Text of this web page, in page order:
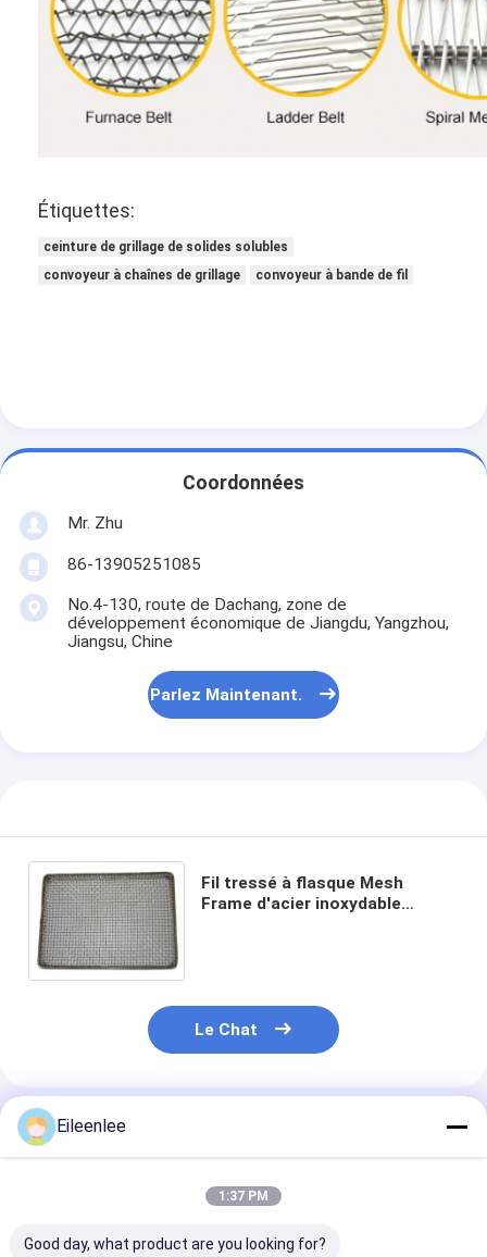
Étiquettes:
ceinture de grillage de solides solubles
convoyeur à chaînes de grillage
convoyeur à bande de fil
Coordonnées
Mr. Zhu
86-13905251085
No.4-130, route de Dachang, zone de
développement économique de Jiangdu, Yangzhou,
Jiangsu, Chine
Parlez Maintenant.
Fil tressé à flasque Mesh
Frame d'acier inoxydable
Le Chat
Produits Recommandés
Eileenlee
1:37 PM
Good day, what product are you looking for?